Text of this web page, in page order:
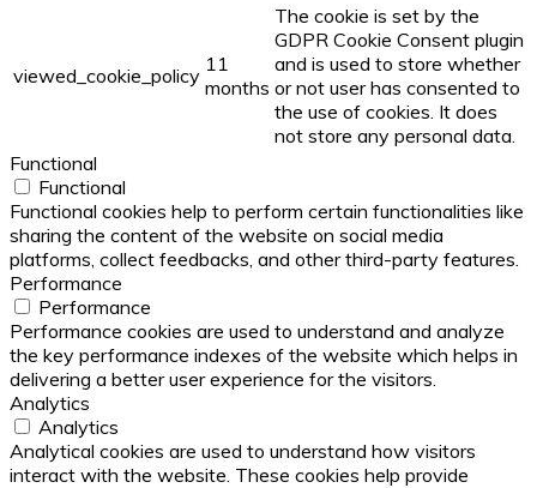
viewed_cookie_policy 11
months
The cookie is set by the
GDPR Cookie Consent plugin
and is used to store whether
or not user has consented to
the use of cookies. It does
not store any personal data.
Functional
Functional
Functional cookies help to perform certain functionalities like
sharing the content of the website on social media
platforms, collect feedbacks, and other third-party features.
Performance
Performance
Performance cookies are used to understand and analyze
the key performance indexes of the website which helps in
delivering a better user experience for the visitors.
Analytics
Analytics
Analytical cookies are used to understand how visitors
interact with the website. These cookies help provide